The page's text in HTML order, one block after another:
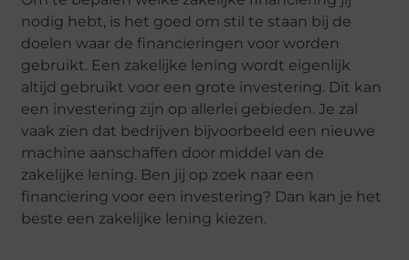
nodig hebt, is het goed om stil te staan bij de
doelen waar de financieringen voor worden
gebruikt. Een zakelijke lening wordt eigenlijk
altijd gebruikt voor een grote investering. Dit kan
een investering zijn op allerlei gebieden. Je zal
vaak zien dat bedrijven bijvoorbeeld een nieuwe
machine aanschaffen door middel van de
zakelijke lening. Ben jij op zoek naar een
financiering voor een investering? Dan kan je het
beste een zakelijke lening kiezen.